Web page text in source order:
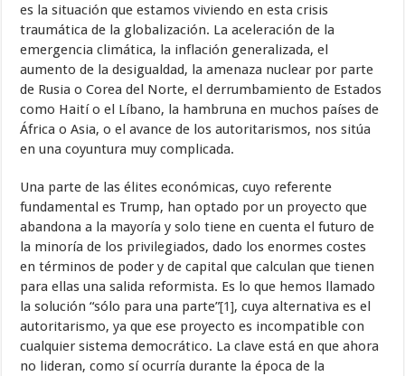
es la situación que estamos viviendo en esta crisis
traumática de la globalización. La aceleración de la
emergencia climática, la inflación generalizada, el
aumento de la desigualdad, la amenaza nuclear por parte
de Rusia o Corea del Norte, el derrumbamiento de Estados
como Haití o el Líbano, la hambruna en muchos países de
África o Asia, o el avance de los autoritarismos, nos sitúa
en una coyuntura muy complicada.
Una parte de las élites económicas, cuyo referente
fundamental es Trump, han optado por un proyecto que
abandona a la mayoría y solo tiene en cuenta el futuro de
la minoría de los privilegiados, dado los enormes costes
en términos de poder y de capital que calculan que tienen
para ellas una salida reformista. Es lo que hemos llamado
la solución “sólo para una parte”[1], cuya alternativa es el
autoritarismo, ya que ese proyecto es incompatible con
cualquier sistema democrático. La clave está en que ahora
no lideran, como sí ocurría durante la época de la